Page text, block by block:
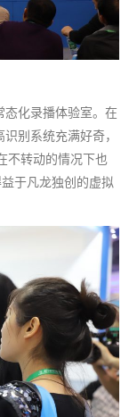
化录播体验室。在
别系统充满好奇，
不转动的情况下也
于凡龙独创的虚拟